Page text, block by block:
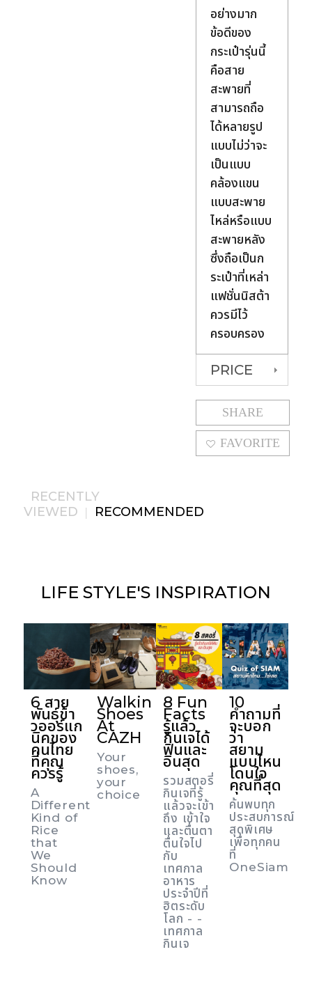
อย่างมาก
ข้อดีของ
กระเป๋ารุ่นนี้
คือสาย
สะพายที่
สามารถถือ
ได้หลายรูป
แบบไม่ว่าจะ
เป็นแบบ
คล้องแขน
แบบสะพาย
ไหล่หรือแบบ
สะพายหลัง
ซึ่งถือเป็นก
ระเป๋าที่เหล่า
แฟชั่นนิสต้า
ควรมีไว้
ครอบครอง
PRICE
SHARE
FAVORITE
RECENTLY
VIEWED | RECOMMENDED
LIFE STYLE'S INSPIRATION
6 สาย
พันธุ์ข้า
วออร์แก
นิคของ
คนไทย
ที่คุณ
ควรรู้
A
Different
Kind of
Rice
that
We
Should
Know
Walkin
Shoes
At
CAZH
Your
shoes,
your
choice
8 Fun
Facts
รู้แล้ว
กินเจได้
ฟินและ
อินสุด
รวมสตอรี่
กินเจที่รู้
แล้วจะเข้า
ถึง เข้าใจ
และตื่นตา
ตื่นใจไป
กับ
เทศกาล
อาหาร
ประจำปีที่
ฮิตระดับ
โลก - -
เทศกาล
กินเจ
10
คำถามที่
จะบอก
ว่า
สยาม
แบบไหน
โดนใจ
คุณที่สุด
ค้นพบทุก
ประสบการณ์
สุดพิเศษ
เพื่อทุกคน
ที่
OneSiam